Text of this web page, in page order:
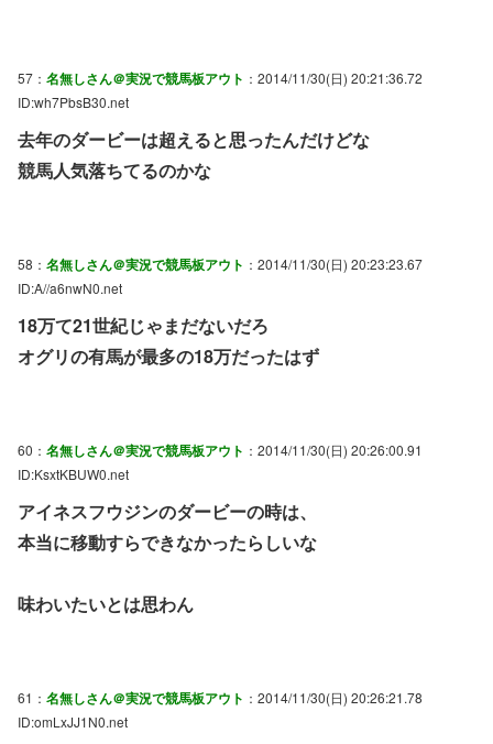
57： 名無しさん＠実況で競馬板アウト ：2014/11/30(日) 20:21:36.72
ID:wh7PbsB30.net
去年のダービーは超えると思ったんだけどな
競馬人気落ちてるのかな
58： 名無しさん＠実況で競馬板アウト ：2014/11/30(日) 20:23:23.67
ID:A//a6nwN0.net
18万て21世紀じゃまだないだろ
オグリの有馬が最多の18万だったはず
60： 名無しさん＠実況で競馬板アウト ：2014/11/30(日) 20:26:00.91
ID:KsxtKBUW0.net
アイネスフウジンのダービーの時は、
本当に移動すらできなかったらしいな
味わいたいとは思わん
61： 名無しさん＠実況で競馬板アウト ：2014/11/30(日) 20:26:21.78
ID:omLxJJ1N0.net